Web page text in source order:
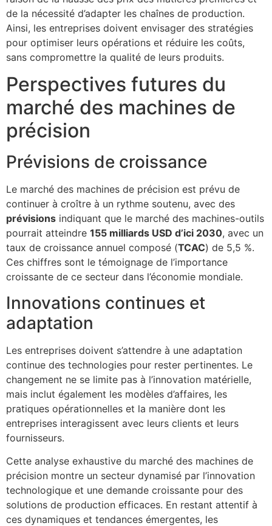
de la nécessité d’adapter les chaînes de production.
Ainsi, les entreprises doivent envisager des stratégies
pour optimiser leurs opérations et réduire les coûts,
sans compromettre la qualité de leurs produits.
Perspectives futures du
marché des machines de
précision
Prévisions de croissance
Le marché des machines de précision est prévu de
continuer à croître à un rythme soutenu, avec des
prévisions indiquant que le marché des machines-outils
pourrait atteindre 155 milliards USD d’ici 2030, avec un
taux de croissance annuel composé (TCAC) de 5,5 %.
Ces chiffres sont le témoignage de l’importance
croissante de ce secteur dans l’économie mondiale.
Innovations continues et
adaptation
Les entreprises doivent s’attendre à une adaptation
continue des technologies pour rester pertinentes. Le
changement ne se limite pas à l’innovation matérielle,
mais inclut également les modèles d’affaires, les
pratiques opérationnelles et la manière dont les
entreprises interagissent avec leurs clients et leurs
fournisseurs.
Cette analyse exhaustive du marché des machines de
précision montre un secteur dynamisé par l’innovation
technologique et une demande croissante pour des
solutions de production efficaces. En restant attentif à
ces dynamiques et tendances émergentes, les